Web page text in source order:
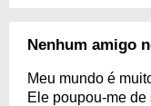
Nenhum amigo
Meu mundo é
Ele poupou-me